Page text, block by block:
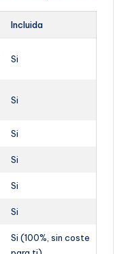
Incluida
Si
Si
Si
Si
Si
Si
Si (100%, sin coste